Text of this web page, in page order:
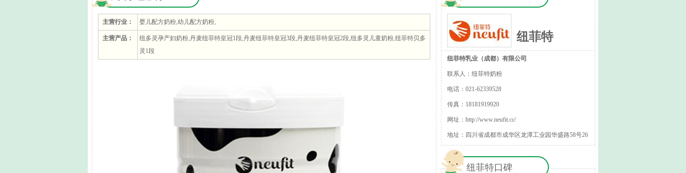
主营行业： 婴儿配方奶粉,幼儿配方奶粉,
主营产品：
纽多灵孕产妇奶粉,丹麦纽菲特皇冠1段,丹麦纽菲特皇冠3段,丹麦纽菲特皇冠2段,纽多灵儿童奶粉,纽菲特贝多
灵1段
纽菲特
纽菲特乳业（成都）有限公司
联系人：纽菲特奶粉
电话：021-62339528
传真：18181919920
网址： http://www.neufit.cc/
地址：四川省成都市成华区龙潭工业园华盛路58号26
栋
纽菲特口碑